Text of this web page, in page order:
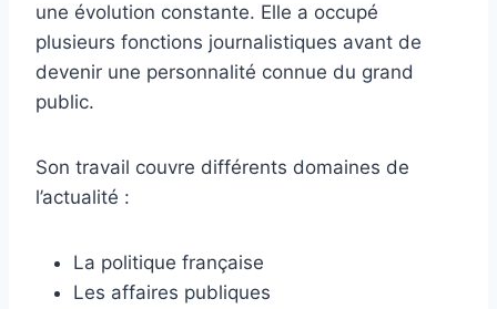
une évolution constante. Elle a occupé
plusieurs fonctions journalistiques avant de
devenir une personnalité connue du grand
public.
Son travail couvre différents domaines de
l’actualité :
La politique française
Les affaires publiques